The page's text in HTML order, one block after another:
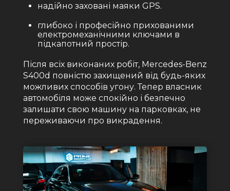
надійно заховані маяки GPS.
глибоко і професійно прихованими
електромеханічними ключами в
підкапотний простір.
Після всіх виконаних робіт, Mercedes-Benz
S400d повністю захищений від будь-яких
можливих способів угону. Тепер власник
автомобіля може спокійно і безпечно
залишати свою машину на парковках, не
переживаючи про викрадення.